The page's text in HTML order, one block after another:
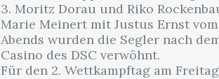
3. Moritz Dorau und Riko
Marie Meinert mit Justus Ernst
Abends wurden die Segler nach
Casino des DSC verwöhnt.
Für den 2. Wettkampftag am